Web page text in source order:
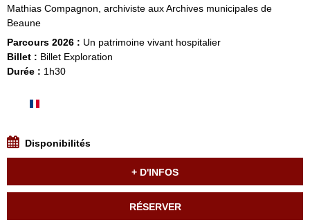
Mathias Compagnon, archiviste aux Archives municipales de
Beaune
Parcours 2026 : Un patrimoine vivant hospitalier
Billet : Billet Exploration
Durée : 1h30
Disponibilités
+ D'INFOS
RÉSERVER